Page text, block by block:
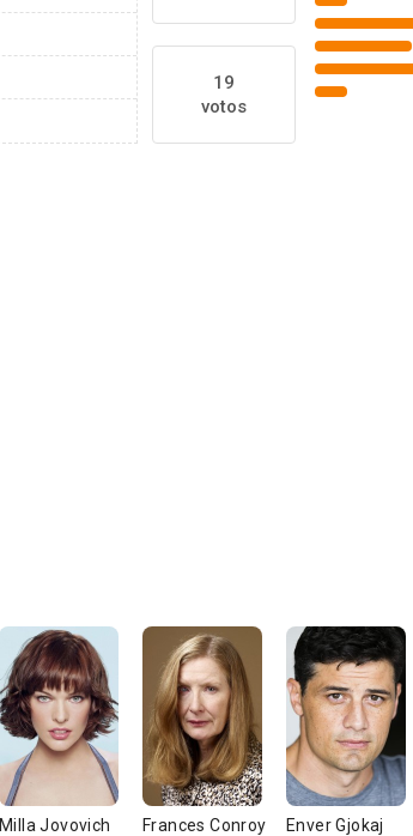
19
votos
Milla Jovovich Frances Conroy Enver Gjokaj